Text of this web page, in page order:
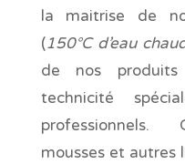
la maitrise de
(150°C d’eau
de nos
technicité
professionnels.
mousses et autres